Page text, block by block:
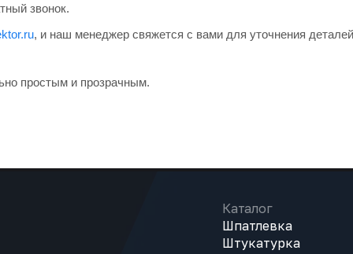
звонок.
, и наш менеджер свяжется с вами для уточнения
простым и прозрачным.
Каталог
Шпатлевка
Штукатурка